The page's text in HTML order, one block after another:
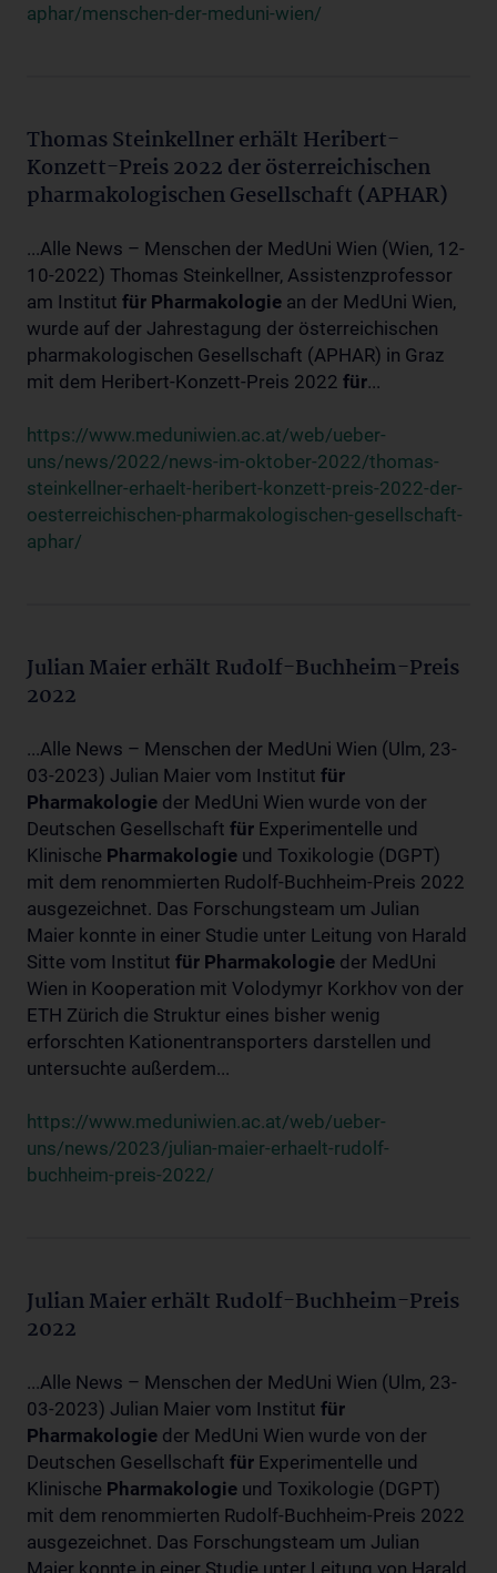
aphar/menschen-der-meduni-wien/
Thomas Steinkellner erhält Heribert-
Konzett-Preis 2022 der österreichischen
pharmakologischen Gesellschaft (APHAR)
...Alle News – Menschen der MedUni Wien (Wien, 12-
10-2022) Thomas Steinkellner, Assistenzprofessor
am Institut für Pharmakologie an der MedUni Wien,
wurde auf der Jahrestagung der österreichischen
pharmakologischen Gesellschaft (APHAR) in Graz
mit dem Heribert-Konzett-Preis 2022 für...
https://www.meduniwien.ac.at/web/ueber-
uns/news/2022/news-im-oktober-2022/thomas-
steinkellner-erhaelt-heribert-konzett-preis-2022-der-
oesterreichischen-pharmakologischen-gesellschaft-
aphar/
Julian Maier erhält Rudolf-Buchheim-Preis
2022
...Alle News – Menschen der MedUni Wien (Ulm, 23-
03-2023) Julian Maier vom Institut für
Pharmakologie der MedUni Wien wurde von der
Deutschen Gesellschaft für Experimentelle und
Klinische Pharmakologie und Toxikologie (DGPT)
mit dem renommierten Rudolf-Buchheim-Preis 2022
ausgezeichnet. Das Forschungsteam um Julian
Maier konnte in einer Studie unter Leitung von Harald
Sitte vom Institut für Pharmakologie der MedUni
Wien in Kooperation mit Volodymyr Korkhov von der
ETH Zürich die Struktur eines bisher wenig
erforschten Kationentransporters darstellen und
untersuchte außerdem...
https://www.meduniwien.ac.at/web/ueber-
uns/news/2023/julian-maier-erhaelt-rudolf-
buchheim-preis-2022/
Julian Maier erhält Rudolf-Buchheim-Preis
2022
...Alle News – Menschen der MedUni Wien (Ulm, 23-
03-2023) Julian Maier vom Institut für
Pharmakologie der MedUni Wien wurde von der
Deutschen Gesellschaft für Experimentelle und
Klinische Pharmakologie und Toxikologie (DGPT)
mit dem renommierten Rudolf-Buchheim-Preis 2022
ausgezeichnet. Das Forschungsteam um Julian
Maier konnte in einer Studie unter Leitung von Harald